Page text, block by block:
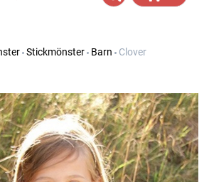
Stickmönster Barn Clover